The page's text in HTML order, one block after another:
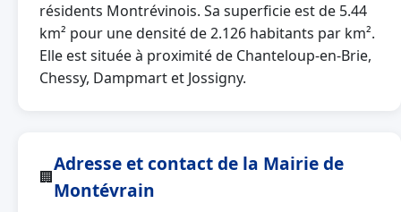
résidents Montrévinois. Sa superficie est de 5.44
km² pour une densité de 2.126 habitants par km².
Elle est située à proximité de Chanteloup-en-Brie,
Chessy, Dampmart et Jossigny.
🏢
Adresse et contact de la Mairie de
Montévrain